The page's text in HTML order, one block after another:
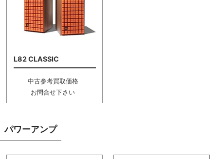
L82 CLASSIC
中古参考買取価格
お問合せ下さい
パワーアンプ